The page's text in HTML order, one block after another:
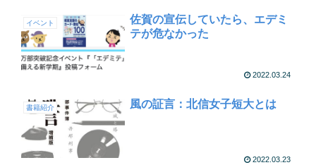
イベント
佐賀の宣伝していたら、エデミ
テが危なかった
2022.03.24
書籍紹介 風の証言：北信女子短大とは
2022.03.23